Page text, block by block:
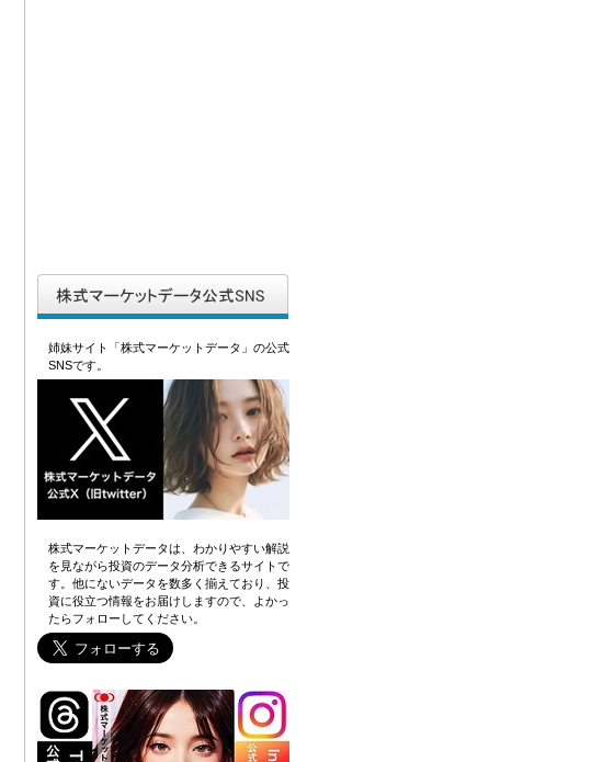
姉妹サイト「株式マーケットデータ」の公式
SNSです。
株式マーケットデータは、わかりやすい解説
を見ながら投資のデータ分析できるサイトで
す。他にないデータを数多く揃えており、投
資に役立つ情報をお届けしますので、よかっ
たらフォローしてください。